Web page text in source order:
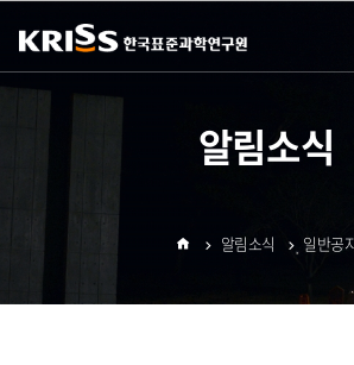
알림소식
알림소식 일반공